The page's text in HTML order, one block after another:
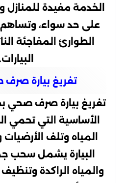
الخدمة مفيدة للمنازل
على حد سواء،
الطوارئ المفاجئة
تفريغ بيارة
تفريغ بيارة صرف صحي
الأساسية التي تحمي
المياه وتلف الأرضيات
البيارة يشمل سحب
والمياه الراكدة وتنظيف